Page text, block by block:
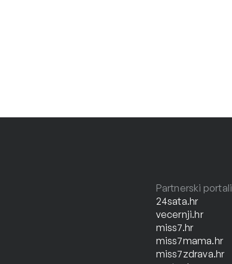
Partnerski portali
24sata.hr
vecernji.hr
miss7.hr
miss7mama.hr
miss7zdrava.hr